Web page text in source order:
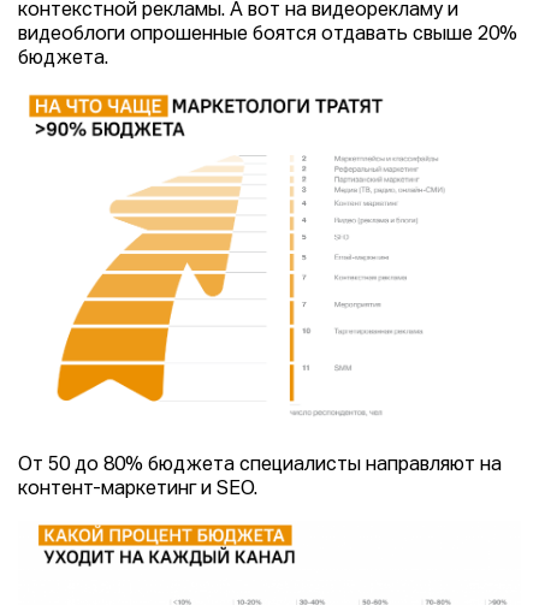
контекстной рекламы. А вот на видеорекламу и
видеоблоги опрошенные боятся отдавать свыше 20%
бюджета.
От 50 до 80% бюджета специалисты направляют на
контент-маркетинг и SEO.